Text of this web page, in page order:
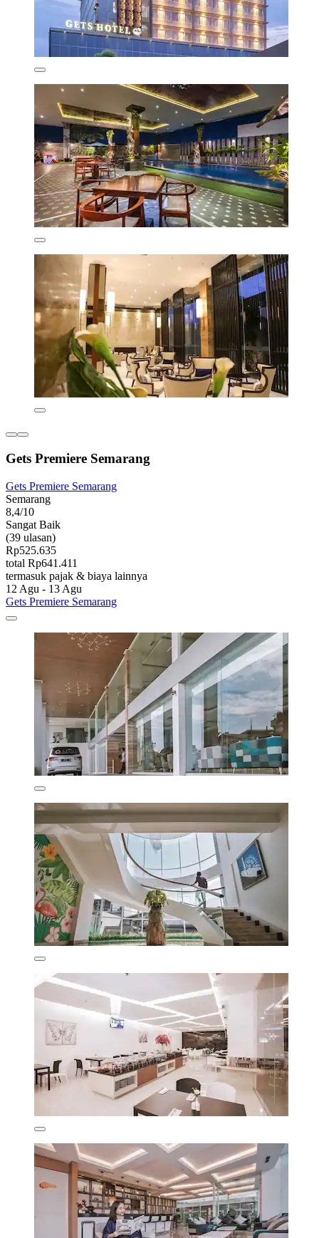
Gets Premiere Semarang
Gets Premiere Semarang
Semarang
8,4/10
Sangat Baik
(39 ulasan)
Rp525.635
total Rp641.411
termasuk pajak & biaya lainnya
12 Agu - 13 Agu
Gets Premiere Semarang